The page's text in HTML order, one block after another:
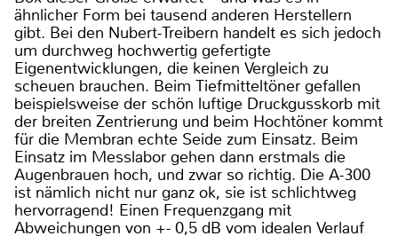
ähnlicher Form bei tausend anderen Herstellern
gibt. Bei den Nubert-Treibern handelt es sich jedoch
um durchweg hochwertig gefertigte
Eigenentwicklungen, die keinen Vergleich zu
scheuen brauchen. Beim Tiefmitteltöner gefallen
beispielsweise der schön luftige Druckgusskorb mit
der breiten Zentrierung und beim Hochtöner kommt
für die Membran echte Seide zum Einsatz. Beim
Einsatz im Messlabor gehen dann erstmals die
Augenbrauen hoch, und zwar so richtig. Die A-300
ist nämlich nicht nur ganz ok, sie ist schlichtweg
hervorragend! Einen Frequenzgang mit
Abweichungen von +- 0,5 dB vom idealen Verlauf